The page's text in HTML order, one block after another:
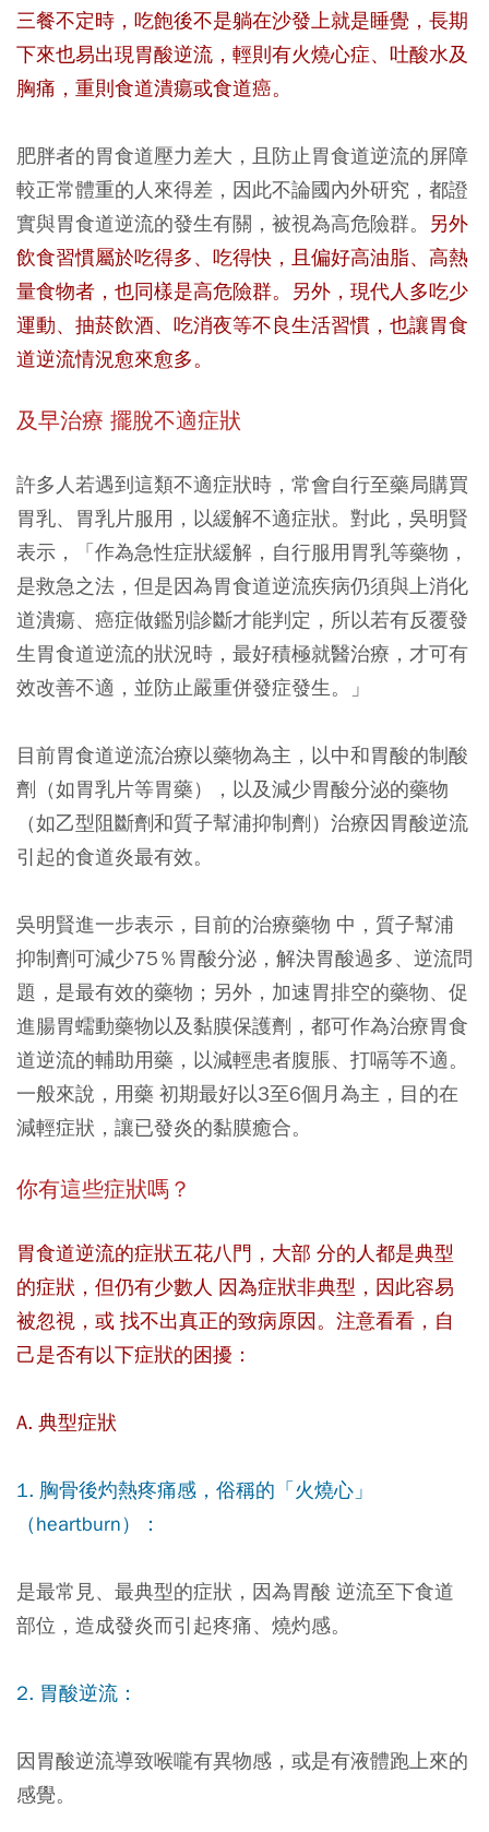
三餐不定時，吃飽後不是躺在沙發上就是睡覺，長期
下來也易出現胃酸逆流，輕則有火燒心症、吐酸水及
胸痛，重則食道潰瘍或食道癌。
肥胖者的胃食道壓力差大，且防止胃食道逆流的屏障
較正常體重的人來得差，因此不論國內外研究，都證
實與胃食道逆流的發生有關，被視為高危險群。 另外
飲食習慣屬於吃得多、吃得快，且偏好高油脂、高熱
量食物者，也同樣是高危險群。另外，現代人多吃少
運動、抽菸飲酒、吃消夜等不良生活習慣，也讓胃食
道逆流情況愈來愈多。
及早治療 擺脫不適症狀
許多人若遇到這類不適症狀時，常會自行至藥局購買
胃乳、胃乳片服用，以緩解不適症狀。對此，吳明賢
表示，「作為急性症狀緩解，自行服用胃乳等藥物，
是救急之法，但是因為胃食道逆流疾病仍須與上消化
道潰瘍、癌症做鑑別診斷才能判定，所以若有反覆發
生胃食道逆流的狀況時，最好積極就醫治療，才可有
效改善不適，並防止嚴重併發症發生。」
目前胃食道逆流治療以藥物為主，以中和胃酸的制酸
劑（如胃乳片等胃藥），以及減少胃酸分泌的藥物
（如乙型阻斷劑和質子幫浦抑制劑）治療因胃酸逆流
引起的食道炎最有效。
吳明賢進一步表示，目前的治療藥物 中，質子幫浦
抑制劑可減少75％胃酸分泌，解決胃酸過多、逆流問
題，是最有效的藥物；另外，加速胃排空的藥物、促
進腸胃蠕動藥物以及黏膜保護劑，都可作為治療胃食
道逆流的輔助用藥，以減輕患者腹脹、打嗝等不適。
一般來說，用藥 初期最好以3至6個月為主，目的在
減輕症狀，讓已發炎的黏膜癒合。
你有這些症狀嗎？
胃食道逆流的症狀五花八門，大部 分的人都是典型
的症狀，但仍有少數人 因為症狀非典型，因此容易
被忽視，或 找不出真正的致病原因。注意看看，自
己是否有以下症狀的困擾：
A. 典型症狀
1. 胸骨後灼熱疼痛感，俗稱的「火燒心」
（heartburn）：
是最常見、最典型的症狀，因為胃酸 逆流至下食道
部位，造成發炎而引起疼痛、燒灼感。
2. 胃酸逆流：
因胃酸逆流導致喉嚨有異物感，或是有液體跑上來的
感覺。